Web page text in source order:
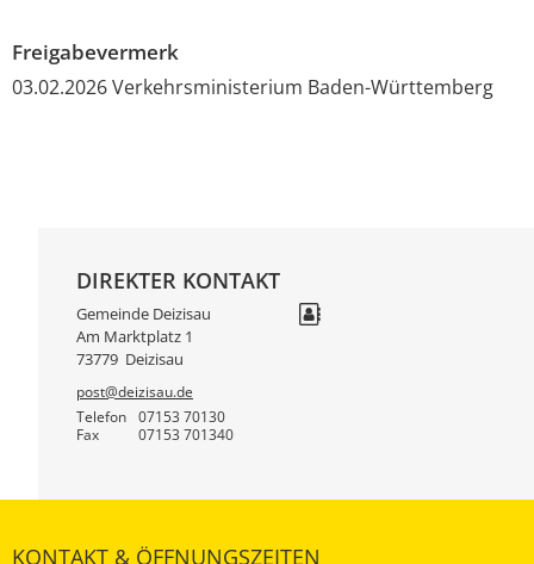
Freigabevermerk
03.02.2026 Verkehrsministerium Baden-Württemberg
DIREKTER KONTAKT
Gemeinde Deizisau
Am Marktplatz 1
73779 Deizisau
post@deizisau.de
Telefon
07153 70130
Fax 07153 701340
KONTAKT & ÖFFNUNGSZEITEN